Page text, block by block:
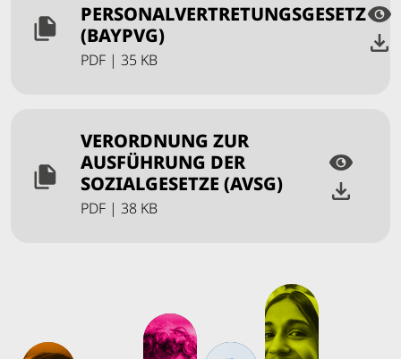
PERSONALVERTRETUNGSGESETZ
(BAYPVG)
PDF | 35 KB
VERORDNUNG ZUR
AUSFÜHRUNG DER
SOZIALGESETZE (AVSG)
PDF | 38 KB